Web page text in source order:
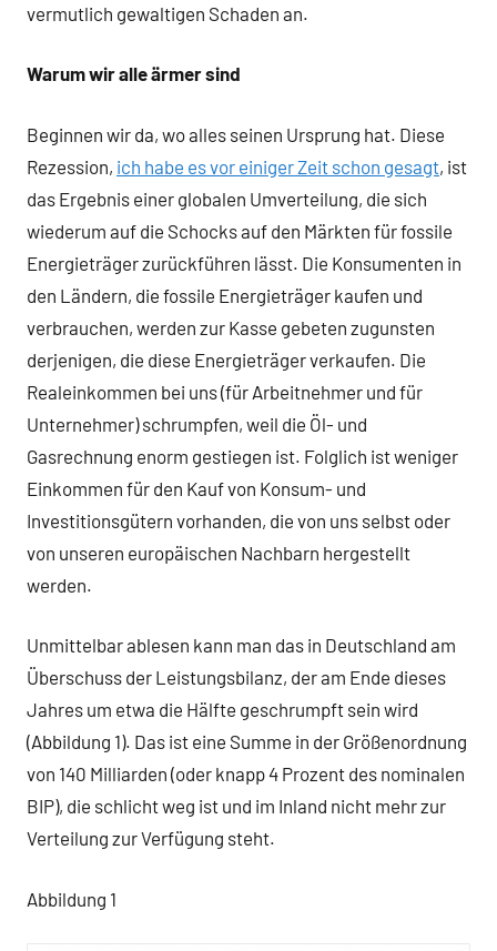
vermutlich gewaltigen Schaden an.
Warum wir alle ärmer sind
Beginnen wir da, wo alles seinen Ursprung hat. Diese
Rezession, ich habe es vor einiger Zeit schon gesagt, ist
das Ergebnis einer globalen Umverteilung, die sich
wiederum auf die Schocks auf den Märkten für fossile
Energieträger zurückführen lässt. Die Konsumenten in
den Ländern, die fossile Energieträger kaufen und
verbrauchen, werden zur Kasse gebeten zugunsten
derjenigen, die diese Energieträger verkaufen. Die
Realeinkommen bei uns (für Arbeitnehmer und für
Unternehmer) schrumpfen, weil die Öl- und
Gasrechnung enorm gestiegen ist. Folglich ist weniger
Einkommen für den Kauf von Konsum- und
Investitionsgütern vorhanden, die von uns selbst oder
von unseren europäischen Nachbarn hergestellt
werden.
Unmittelbar ablesen kann man das in Deutschland am
Überschuss der Leistungsbilanz, der am Ende dieses
Jahres um etwa die Hälfte geschrumpft sein wird
(Abbildung 1). Das ist eine Summe in der Größenordnung
von 140 Milliarden (oder knapp 4 Prozent des nominalen
BIP), die schlicht weg ist und im Inland nicht mehr zur
Verteilung zur Verfügung steht.
Abbildung 1